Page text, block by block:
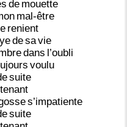
de mouette
mal-être
renient
desavie
dans l’oubli
voulu
suite
s’impatiente
suite